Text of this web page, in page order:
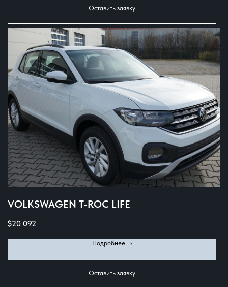
Оставить заявку
VOLKSWAGEN T-ROC LIFE
$20 092
Подробнее⠀›
Оставить заявку